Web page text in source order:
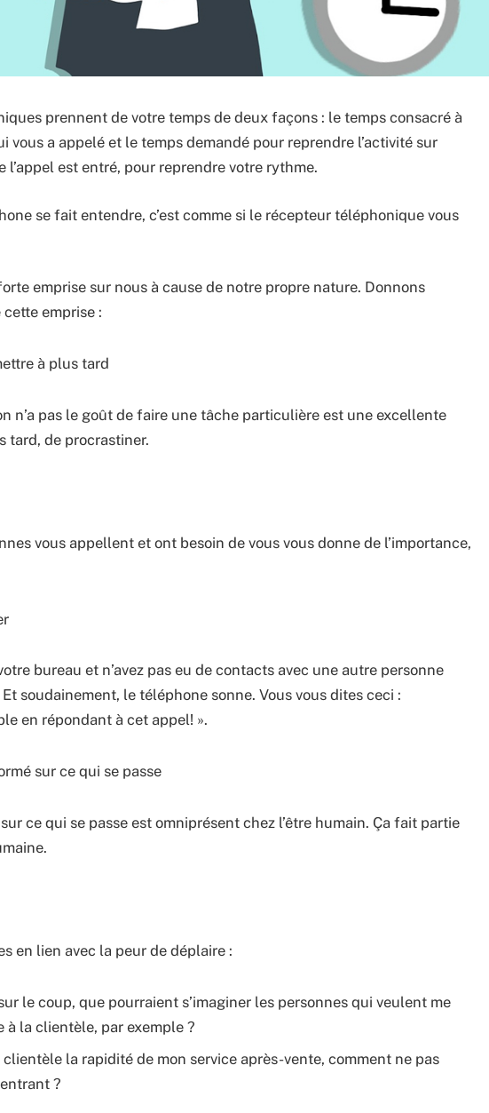
prennent de votre temps de deux façons : le temps consacré à
vous a appelé et le temps demandé pour reprendre l’activité sur
l’appel est entré, pour reprendre votre rythme.
se fait entendre, c’est comme si le récepteur téléphonique vous
emprise sur nous à cause de notre propre nature. Donnons
emprise :
à plus tard
n’a pas le goût de faire une tâche particulière est une excellente
tard, de procrastiner.
vous appellent et ont besoin de vous vous donne de l’importance,
bureau et n’avez pas eu de contacts avec une autre personne
soudainement, le téléphone sonne. Vous vous dites ceci :
en répondant à cet appel! ».
sur ce qui se passe
ce qui se passe est omniprésent chez l’être humain. Ça fait partie
en lien avec la peur de déplaire :
le coup, que pourraient s’imaginer les personnes qui veulent me
à la clientèle, par exemple ?
clientèle la rapidité de mon service après-vente, comment ne pas
?